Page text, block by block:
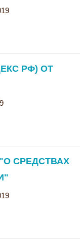
РФ) ОТ
"О СРЕДСТВАХ